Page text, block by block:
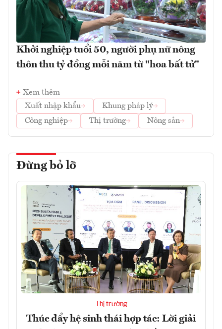
Khởi nghiệp tuổi 50, người phụ nữ nông
thôn thu tỷ đồng mỗi năm từ "hoa bất tử"
Xem thêm
Xuất nhập khẩu
Khung pháp lý
Công nghiệp
Thị trường Nông sản
Đừng bỏ lỡ
Thị trường
Thúc đẩy hệ sinh thái hợp tác: Lời giải